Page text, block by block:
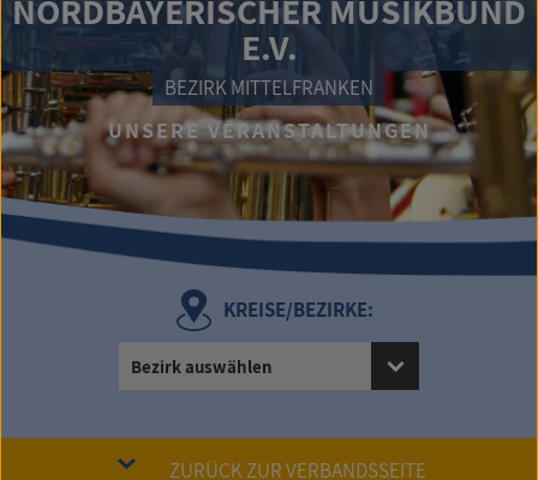
NORDBAYERISCHER MUSIKBUND
E.V.
BEZIRK MITTELFRANKEN
UNSERE VERANSTALTUNGEN
KREISE/BEZIRKE:
Bezirk auswählen
ZURÜCK ZUR VERBANDSSEITE